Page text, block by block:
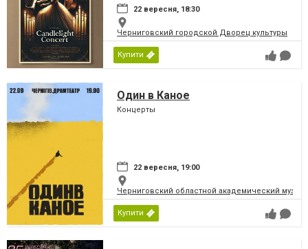
22 вересня, 18:30
Черниговский городской Дворец культуры
Купити
Один в Каное
Концерты
22 вересня, 19:00
Черниговский областной академический
Купити